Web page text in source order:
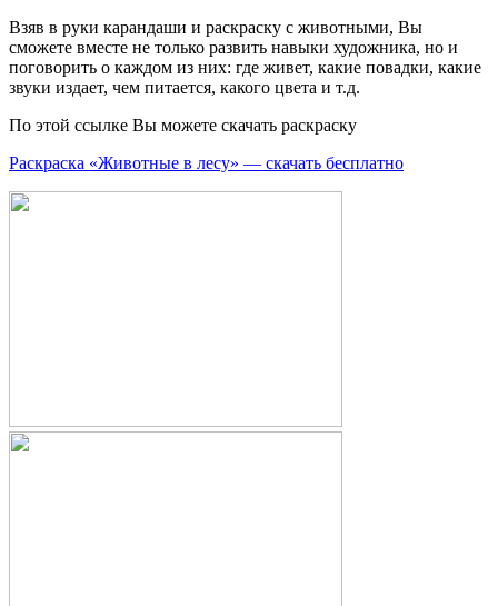
Взяв в руки карандаши и раскраску с животными, Вы
сможете вместе не только развить навыки художника, но и
поговорить о каждом из них: где живет, какие повадки, какие
звуки издает, чем питается, какого цвета и т.д.
По этой ссылке Вы можете скачать раскраску
Раскраска «Животные в лесу» — скачать бесплатно